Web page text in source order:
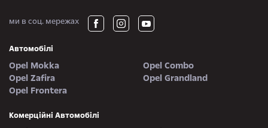
ми в соц. мережах
Автомобілі
Opel Mokka
Opel Combo
Opel Zafira
Opel Grandland
Opel Frontera
Комерційні Автомобілі